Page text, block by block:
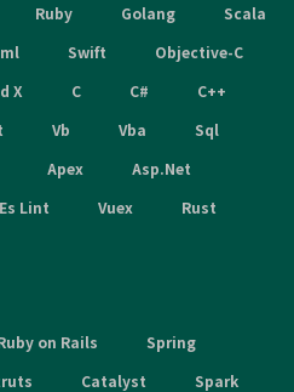
Ruby Golang
Scala
Swift
Objective-C
X C C#
C++
Vb Vba
Sql
Apex
Asp.Net
Es Lint Vuex
Rust
on Rails
Spring
Catalyst
Spark